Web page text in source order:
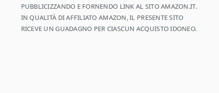
PUBBLICIZZANDO E FORNENDO LINK AL SITO AMAZON.IT.
IN QUALITÀ DI AFFILIATO AMAZON, IL PRESENTE SITO
RICEVE UN GUADAGNO PER CIASCUN ACQUISTO IDONEO.